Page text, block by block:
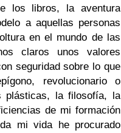
los libros, la aventura
a aquellas personas
en el mundo de las
claros unos valores
seguridad sobre lo que
revolucionario o
plásticas, la filosofía, la
de mi formación
mi vida he procurado